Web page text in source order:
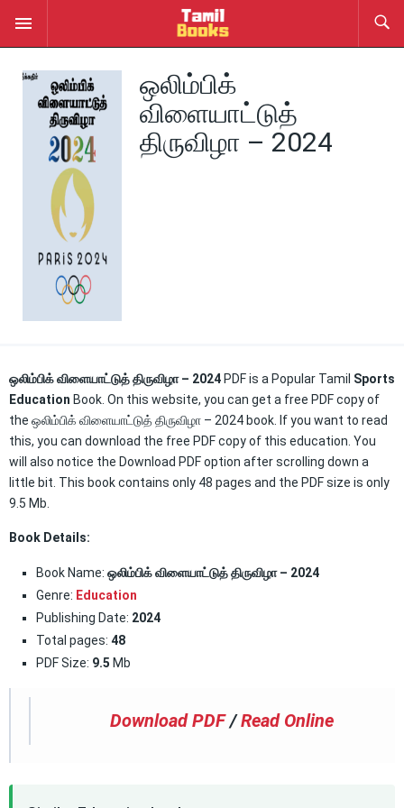
ஒலிம்பிக்
விளையாட்டுத்
திருவிழா – 2024
ஒலிம்பிக் விளையாட்டுத் திருவிழா – 2024 PDF is a Popular Tamil Sports
Education Book. On this website, you can get a free PDF copy of
the ஒலிம்பிக் விளையாட்டுத் திருவிழா – 2024 book. If you want to read
this, you can download the free PDF copy of this education. You
will also notice the Download PDF option after scrolling down a
little bit. This book contains only 48 pages and the PDF size is only
9.5 Mb.
Book Details:
Book Name: ஒலிம்பிக் விளையாட்டுத் திருவிழா – 2024
Genre: Education
Publishing Date: 2024
Total pages: 48
PDF Size: 9.5 Mb
Download PDF /Read Online